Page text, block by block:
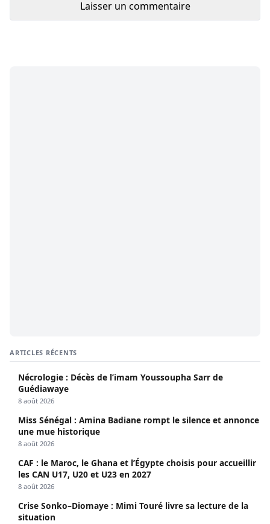
ARTICLES RÉCENTS
Nécrologie : Décès de l’imam Youssoupha Sarr de
Guédiawaye
8 août 2026
Miss Sénégal : Amina Badiane rompt le silence et annonce
une mue historique
8 août 2026
CAF : le Maroc, le Ghana et l’Égypte choisis pour accueillir
les CAN U17, U20 et U23 en 2027
8 août 2026
Crise Sonko–Diomaye : Mimi Touré livre sa lecture de la
situation